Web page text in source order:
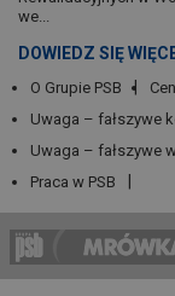
we...
DOWIEDZ SIĘ
O Grupie PSB
Uwaga – fałszywe
Uwaga – fałszywe
Praca w PSB